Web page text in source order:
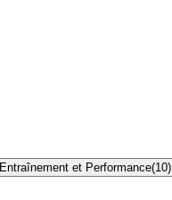
Entraînement et Performance(10)